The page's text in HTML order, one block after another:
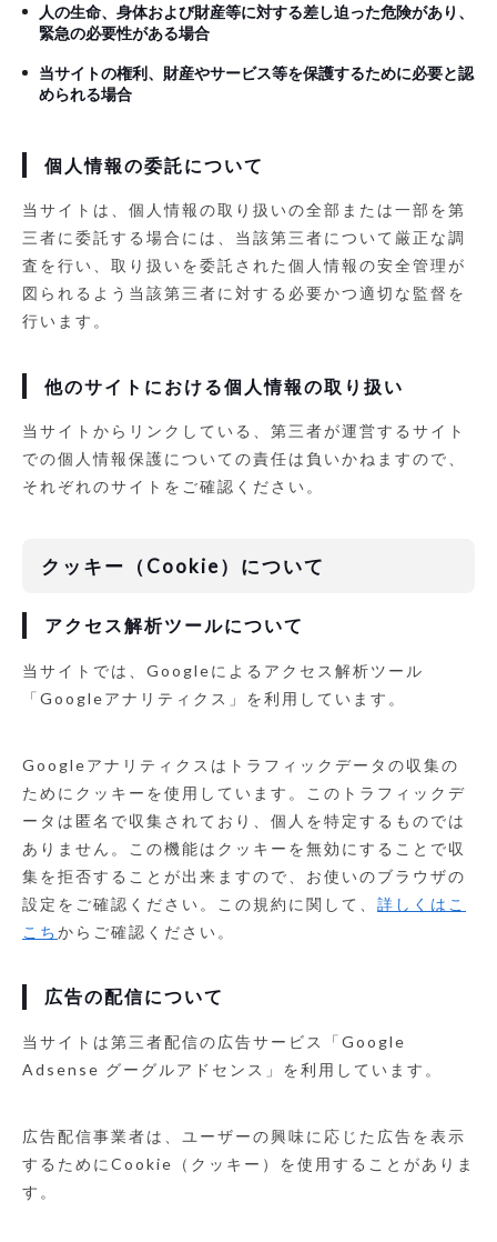
人の生命、身体および財産等に対する差し迫った危険があり、
緊急の必要性がある場合
当サイトの権利、財産やサービス等を保護するために必要と認
められる場合
個人情報の委託について
当サイトは、個人情報の取り扱いの全部または一部を第
三者に委託する場合には、当該第三者について厳正な調
査を行い、取り扱いを委託された個人情報の安全管理が
図られるよう当該第三者に対する必要かつ適切な監督を
行います。
他のサイトにおける個人情報の取り扱い
当サイトからリンクしている、第三者が運営するサイト
での個人情報保護についての責任は負いかねますので、
それぞれのサイトをご確認ください。
クッキー（Cookie）について
アクセス解析ツールについて
当サイトでは、Googleによるアクセス解析ツール
「Googleアナリティクス」を利用しています。
Googleアナリティクスはトラフィックデータの収集の
ためにクッキーを使用しています。このトラフィックデ
ータは匿名で収集されており、個人を特定するものでは
ありません。この機能はクッキーを無効にすることで収
集を拒否することが出来ますので、お使いのブラウザの
設定をご確認ください。この規約に関して、 詳しくはこ
こちからご確認ください。
広告の配信について
当サイトは第三者配信の広告サービス「Google
Adsense グーグルアドセンス」を利用しています。
広告配信事業者は、ユーザーの興味に応じた広告を表示
するためにCookie（クッキー）を使用することがありま
す。